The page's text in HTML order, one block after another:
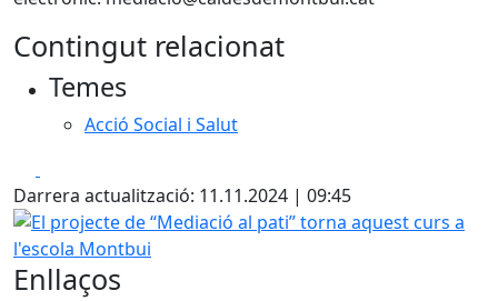
Contingut relacionat
Temes
Acció Social i Salut
Darrera actualització: 11.11.2024 | 09:45
El projecte de “Mediació al pati” torna aquest curs a
Enllaços